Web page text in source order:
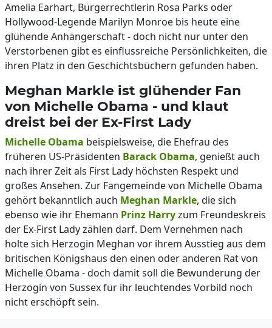
Amelia Earhart, Bürgerrechtlerin Rosa Parks oder
Hollywood-Legende Marilyn Monroe bis heute eine
glühende Anhängerschaft - doch nicht nur unter den
Verstorbenen gibt es einflussreiche Persönlichkeiten, die
ihren Platz in den Geschichtsbüchern gefunden haben.
Meghan Markle ist glühender Fan
von Michelle Obama - und klaut
dreist bei der Ex-First Lady
Michelle Obama beispielsweise, die Ehefrau des
früheren US-Präsidenten Barack Obama, genießt auch
nach ihrer Zeit als First Lady höchsten Respekt und
großes Ansehen. Zur Fangemeinde von Michelle Obama
gehört bekanntlich auch Meghan Markle, die sich
ebenso wie ihr Ehemann Prinz Harryzum Freundeskreis
der Ex-First Lady zählen darf. Dem Vernehmen nach
holte sich Herzogin Meghan vor ihrem Ausstieg aus dem
britischen Königshaus den einen oder anderen Rat von
Michelle Obama - doch damit soll die Bewunderung der
Herzogin von Sussex für ihr leuchtendes Vorbild noch
nicht erschöpft sein.